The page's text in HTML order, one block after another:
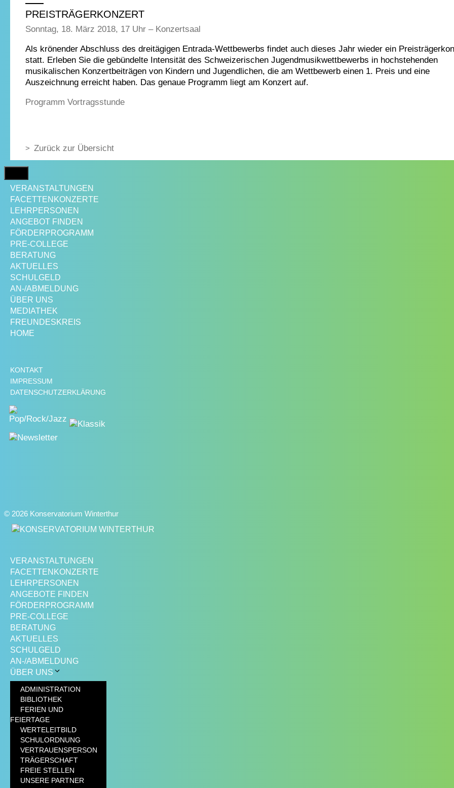
PREISTRÄGERKONZERT
Sonntag, 18. März 2018, 17 Uhr – Konzertsaal
Als krönender Abschluss des dreitägigen Entrada-Wettbewerbs findet auch dieses Jahr wieder ein
statt. Erleben Sie die gebündelte Intensität des Schweizerischen Jugendmusikwettbewerbs in hochstehenden
musikalischen Konzertbeiträgen von Kindern und Jugendlichen, die am Wettbewerb einen 1. Preis und eine
Auszeichnung erreicht haben. Das genaue Programm liegt am Konzert auf.
Programm Vortragsstunde
Zurück zur Übersicht
VERANSTALTUNGEN
FACETTENKONZERTE
LEHRPERSONEN
ANGEBOT FINDEN
FÖRDERPROGRAMM
PRE-COLLEGE
BERATUNG
AKTUELLES
SCHULGELD
AN-/ABMELDUNG
ÜBER UNS
MEDIATHEK
FREUNDESKREIS
HOME
KONTAKT
IMPRESSUM
DATENSCHUTZERKLÄRUNG
© 2026 Konservatorium Winterthur
VERANSTALTUNGEN
FACETTENKONZERTE
LEHRPERSONEN
ANGEBOTE FINDEN
FÖRDERPROGRAMM
PRE-COLLEGE
BERATUNG
AKTUELLES
SCHULGELD
AN-/ABMELDUNG
ÜBER UNS
ADMINISTRATION
BIBLIOTHEK
FERIEN UND
FEIERTAGE
WERTELEITBILD
SCHULORDNUNG
VERTRAUENSPERSON
TRÄGERSCHAFT
FREIE STELLEN
UNSERE PARTNER